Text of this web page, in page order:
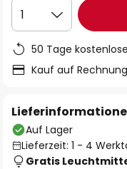
1
50 Tage
Kauf auf Rechnung
Auf Lager
Lieferzeit: 1 - 4
Gratis